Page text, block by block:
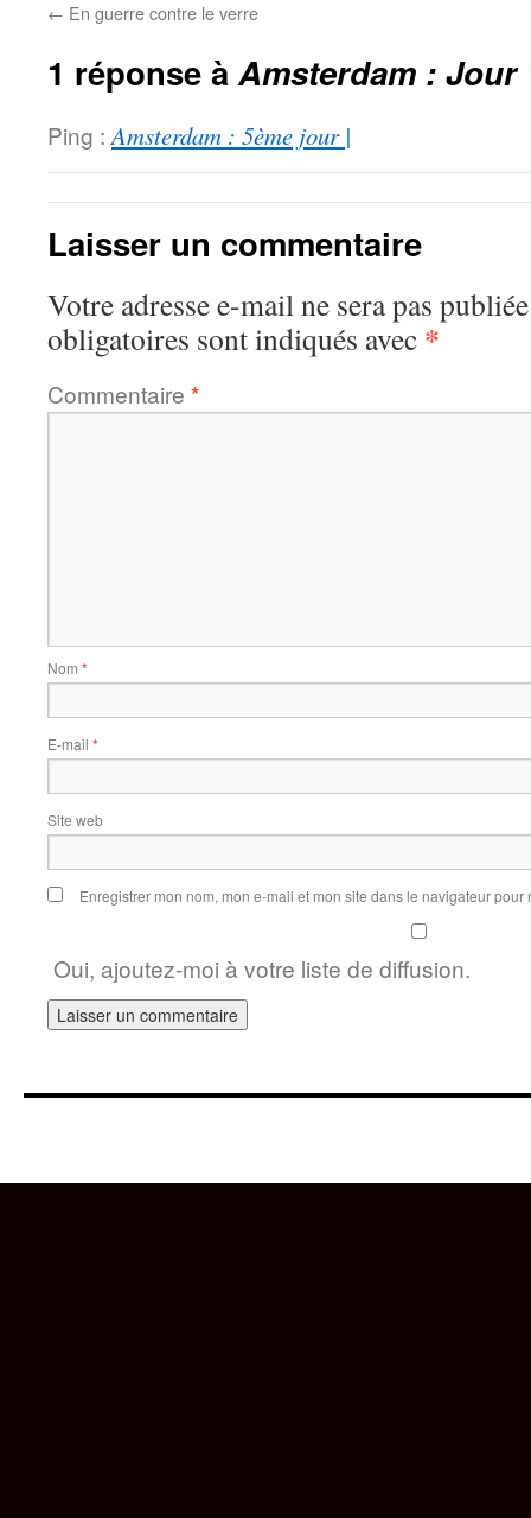
← En guerre contre le verre
1 réponse àAmsterdam : Jour
Ping : Amsterdam : 5ème jour |
Laisser un commentaire
Votre adresse e-mail ne sera pas
obligatoires sont indiqués avec *
Commentaire *
Nom *
E-mail *
Site web
Enregistrer mon nom, mon e-mail et mon site dans le navigateur
Oui, ajoutez-moi à votre liste de diffusion.